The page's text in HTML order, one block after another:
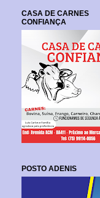
CASA DE CARNES
CONFIANÇA
POSTO ADENIS